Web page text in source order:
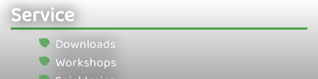
Service
Downloads
Workshops